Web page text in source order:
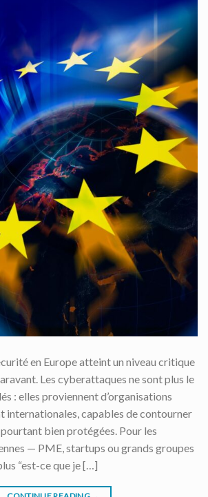
en Europe atteint un niveau critique
Les cyberattaques ne sont plus le
: elles proviennent d’organisations
internationales, capables de contourner
bien protégées. Pour les
— PME, startups ou grands groupes
“est-ce que je […]